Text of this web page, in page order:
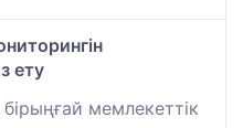
ету
мемлекеттік